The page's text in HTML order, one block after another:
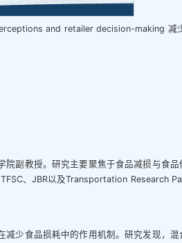
and retailer decision-making 减
副教授。研究主要聚焦于食品减损与食品
、JBR以及Transportation Research
少食品损耗中的作用机制。研究发现，混